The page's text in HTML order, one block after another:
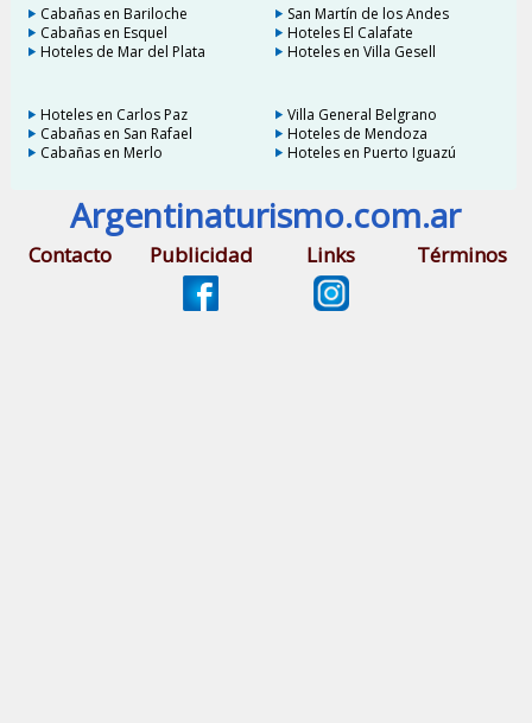
Cabañas en Bariloche
San Martín de los Andes
Cabañas en Esquel
Hoteles El Calafate
Hoteles de Mar del Plata
Hoteles en Villa Gesell
Hoteles en Carlos Paz
Villa General Belgrano
Cabañas en San Rafael
Hoteles de Mendoza
Cabañas en Merlo
Hoteles en Puerto Iguazú
Argentinaturismo.com.ar
Contacto Publicidad Links Términos